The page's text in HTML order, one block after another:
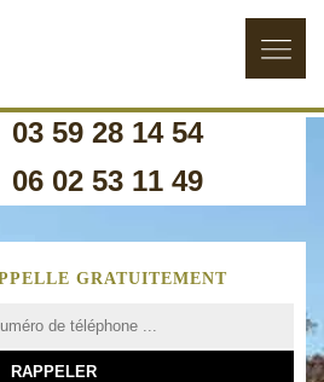
03 59 28 14 54
06 02 53 11 49
GRATUITEMENT